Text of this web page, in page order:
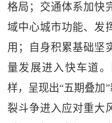
格局；交通体系加快
域中心城市功能、发
用；自身积累基础坚
量发展进入快车道
样，呈现出“五期叠加
裂斗争进入应对重大